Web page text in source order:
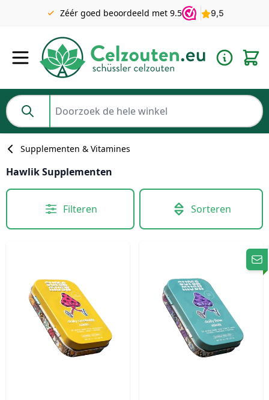
Gratis verzending v.a. €49 NL | BE pakket tot 2KG gratis v.a.
€69
Zéér goed beoordeeld met 9.5
Doorzoek de hele winkel
Supplementen & Vitamines
Hawlik Supplementen
Filteren Sorteren